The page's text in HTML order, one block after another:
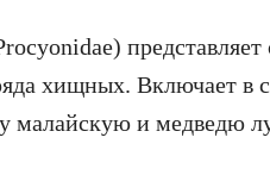
представляет
хищных. Включает в
малайскую и медведю